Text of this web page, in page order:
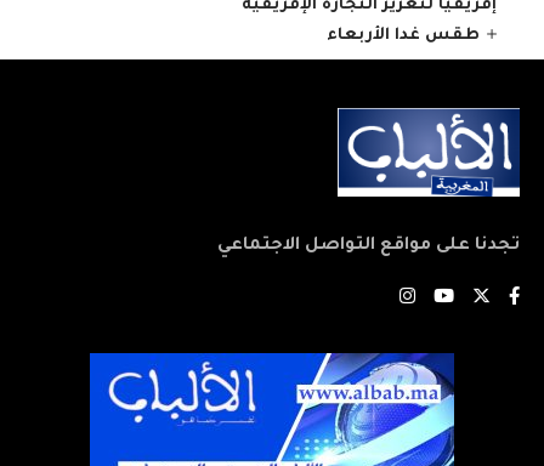
إفريقيا لتعزيز التجارة الإفريقية
طقس غدا الأربعاء
تجدنا على مواقع التواصل الاجتماعي